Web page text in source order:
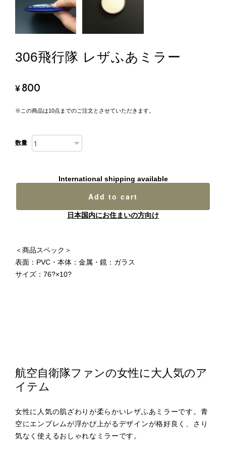
306飛行隊 レザふあミラー
¥800
※この商品は10点までのご注文とさせていただきます。
数量
International shipping available
Add to cart
日本国内にお住まいの方向け
＜商品スペック＞
表面：PVC・本体：金属・鏡：ガラス
サイズ：76?×10?
航空自衛隊ファンの女性に大人気のア
イテム
女性に人気の肌ざわりが柔らかいレザふあミラーです。青
空にエンブレムが浮かび上がるデザインが格好良く、さり
気なく使えるおしゃれなミラーです。